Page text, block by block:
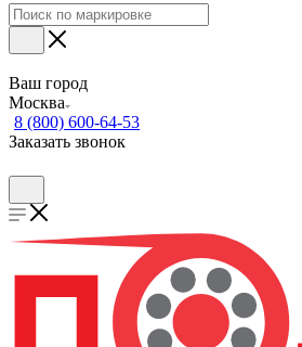
Ваш город
Москва
8 (800) 600-64-53
Заказать звонок